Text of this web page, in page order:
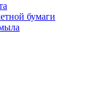
бумаги